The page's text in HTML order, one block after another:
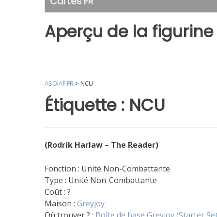
Aperçu de la figurine
Étiquette : NCU
ASOIAF.FR > NCU
(Rodrik Harlaw – The Reader)
Fonction : Unité Non-Combattante
Type : Unité Non-Combattante
Coût : ?
Maison : Greyjoy